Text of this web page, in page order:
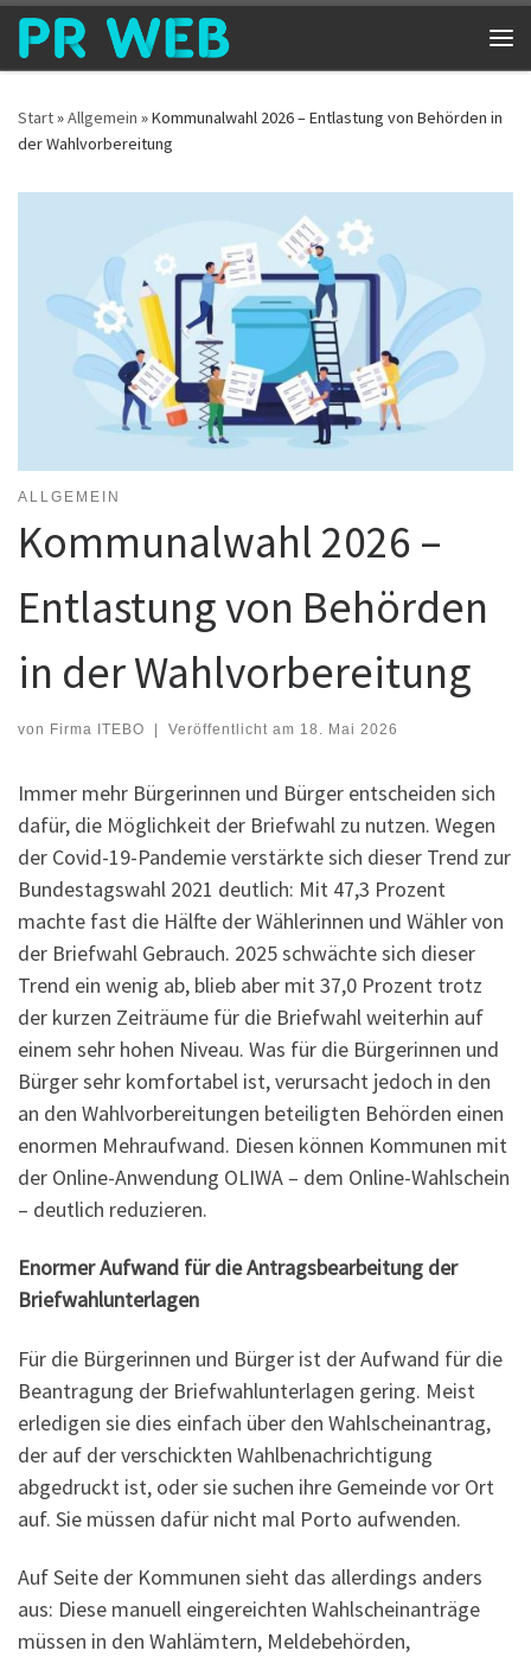
Zum Inhalt springen
Start»Allgemein »Kommunalwahl 2026 – Entlastung von Behörden in
der Wahlvorbereitung
ALLGEMEIN
Kommunalwahl 2026 –
Entlastung von Behörden
in der Wahlvorbereitung
von Firma ITEBO | Veröffentlicht am 18. Mai 2026
Immer mehr Bürgerinnen und Bürger entscheiden sich
dafür, die Möglichkeit der Briefwahl zu nutzen. Wegen
der Covid-19-Pandemie verstärkte sich dieser Trend zur
Bundestagswahl 2021 deutlich: Mit 47,3 Prozent
machte fast die Hälfte der Wählerinnen und Wähler von
der Briefwahl Gebrauch. 2025 schwächte sich dieser
Trend ein wenig ab, blieb aber mit 37,0 Prozent trotz
der kurzen Zeiträume für die Briefwahl weiterhin auf
einem sehr hohen Niveau. Was für die Bürgerinnen und
Bürger sehr komfortabel ist, verursacht jedoch in den
an den Wahlvorbereitungen beteiligten Behörden einen
enormen Mehraufwand. Diesen können Kommunen mit
der Online-Anwendung OLIWA – dem Online-Wahlschein
– deutlich reduzieren.
Enormer Aufwand für die Antragsbearbeitung der
Briefwahlunterlagen​
Für die Bürgerinnen und Bürger ist der Aufwand für die
Beantragung der Briefwahlunterlagen gering. Meist
erledigen sie dies einfach über den Wahlscheinantrag,
der auf der verschickten Wahlbenachrichtigung
abgedruckt ist, oder sie suchen ihre Gemeinde vor Ort
auf. Sie müssen dafür nicht mal Porto aufwenden.
Auf Seite der Kommunen sieht das allerdings anders
aus: Diese manuell eingereichten Wahlscheinanträge
müssen in den Wahlämtern, Meldebehörden,